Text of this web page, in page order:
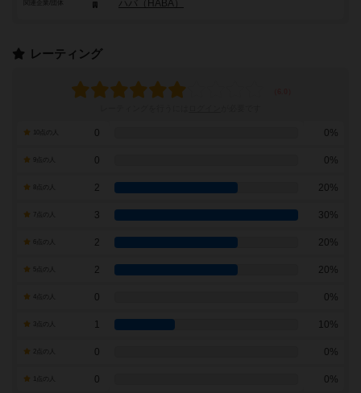
ハバ（HABA）
レーティング
0 0%
0 0%
2 20%
7点の人 3 30%
2 20%
2 20%
0 0%
1 10%
0 0%
0 0%